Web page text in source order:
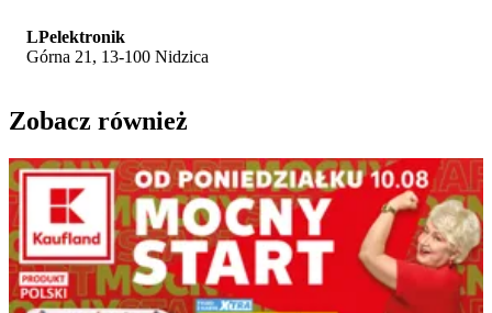
LPelektronik
Górna 21, 13-100 Nidzica
Zobacz również